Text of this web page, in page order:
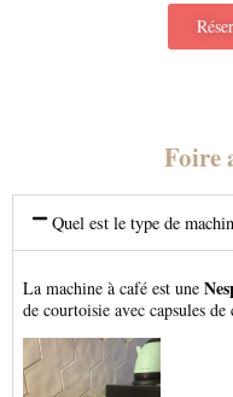
Foire
Quel est le type de
La machine à café est une
de courtoisie avec capsules de